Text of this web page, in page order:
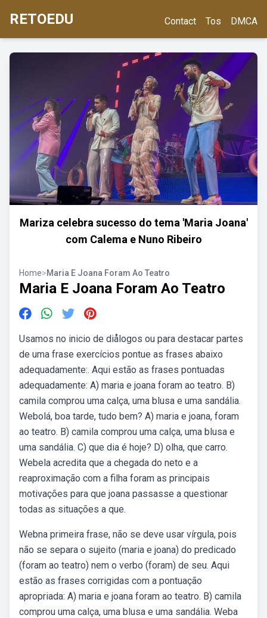
RETOEDU Contact Tos DMCA
Mariza celebra sucesso do tema 'Maria Joana'
com Calema e Nuno Ribeiro
Home>Maria E Joana Foram Ao Teatro
Maria E Joana Foram Ao Teatro
Usamos no inicio de diålogos ou para destacar partes
de uma frase exercícios pontue as frases abaixo
adequadamente:. Aqui estão as frases pontuadas
adequadamente: A) maria e joana foram ao teatro. B)
camila comprou uma calça, uma blusa e uma sandália.
Webolá, boa tarde, tudo bem? A) maria e joana, foram
ao teatro. B) camila comprou uma calça, uma blusa e
uma sandália. C) que dia é hoje? D) olha, que carro.
Webela acredita que a chegada do neto e a
reaproximação com a filha foram as principais
motivações para que joana passasse a questionar
todas as situações a que.
Webna primeira frase, não se deve usar vírgula, pois
não se separa o sujeito (maria e joana) do predicado
(foram ao teatro) nem o verbo (foram) de seu. Aqui
estão as frases corrigidas com a pontuação
apropriada: A) maria e joana foram ao teatro. B) camila
comprou uma calça, uma blusa e uma sandália. Weba